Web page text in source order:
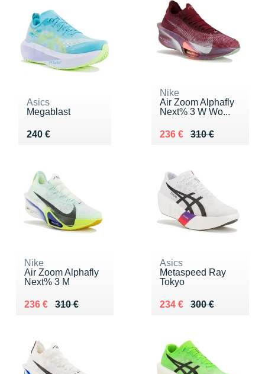
Asics
Megablast
240 €
Vendu 240 €
Nike
Air Zoom Alphafly
Next% 3 W Wo...
310 €
Au lieu de 310 €
236 €
Vendu 236 €
Nike
Air Zoom Alphafly
Next% 3 M
310 €
Au lieu de 310 €
236 €
Vendu 236 €
Asics
Metaspeed Ray
Tokyo
300 €
Au lieu de 300 €
234 €
Vendu 234 €